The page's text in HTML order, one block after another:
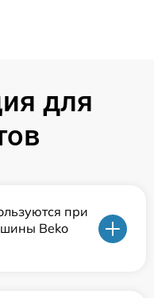
для
при
Beko